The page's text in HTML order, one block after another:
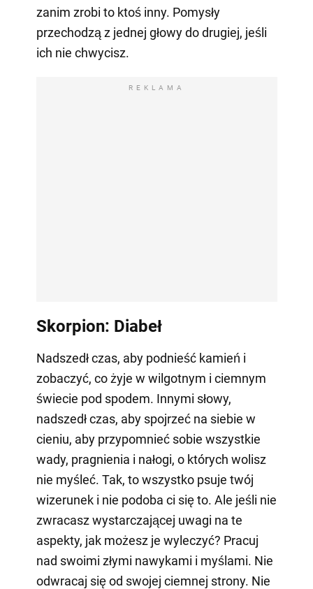
zanim zrobi to ktoś inny. Pomysły
przechodzą z jednej głowy do drugiej, jeśli
ich nie chwycisz.
REKLAMA
Skorpion: Diabeł
Nadszedł czas, aby podnieść kamień i
zobaczyć, co żyje w wilgotnym i ciemnym
świecie pod spodem. Innymi słowy,
nadszedł czas, aby spojrzeć na siebie w
cieniu, aby przypomnieć sobie wszystkie
wady, pragnienia i nałogi, o których wolisz
nie myśleć. Tak, to wszystko psuje twój
wizerunek i nie podoba ci się to. Ale jeśli nie
zwracasz wystarczającej uwagi na te
aspekty, jak możesz je wyleczyć? Pracuj
nad swoimi złymi nawykami i myślami. Nie
odwracaj się od swojej ciemnej strony. Nie